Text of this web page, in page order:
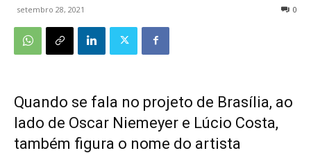
setembro 28, 2021 0
Quando se fala no projeto de Brasília, ao
lado de Oscar Niemeyer e Lúcio Costa,
também figura o nome do artista